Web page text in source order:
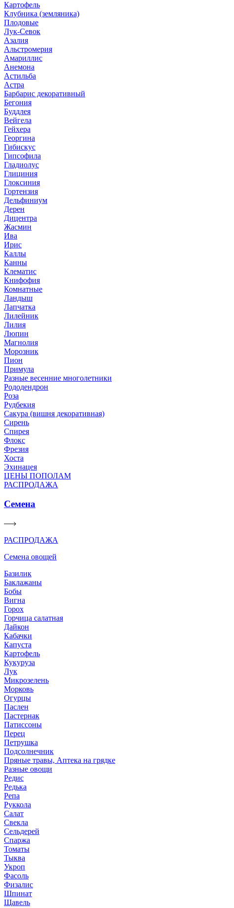
Картофель
Клубника (земляника)
Плодовые
Лук-Севок
Азалия
Альстромерия
Амариллис
Анемона
Астильба
Астра
Барбарис декоративный
Бегония
Буддлея
Вейгела
Гейхера
Георгина
Гибискус
Гипсофила
Гладиолус
Глициния
Глоксиния
Гортензия
Дельфиниум
Дерен
Дицентра
Жасмин
Ива
Ирис
Каллы
Канны
Клематис
Книфофия
Комнатные
Ландыш
Лапчатка
Лилейник
Лилия
Люпин
Магнолия
Морозник
Пион
Примула
Разные весенние многолетники
Рододендрон
Роза
Рудбекия
Сакура (вишня декоративная)
Сирень
Спирея
Флокс
Фрезия
Хоста
Эхинацея
ЦЕНЫ ПОПОЛАМ
РАСПРОДАЖА
Семена
РАСПРОДАЖА
Семена овощей
Базилик
Баклажаны
Бобы
Вигна
Горох
Горчица салатная
Дайкон
Кабачки
Капуста
Картофель
Кукуруза
Лук
Микрозелень
Морковь
Огурцы
Паслен
Пастернак
Патиссоны
Перец
Петрушка
Подсолнечник
Пряные травы, Аптека на грядке
Разные овощи
Редис
Редька
Репа
Руккола
Салат
Свекла
Сельдерей
Спаржа
Томаты
Тыква
Укроп
Фасоль
Физалис
Шпинат
Щавель